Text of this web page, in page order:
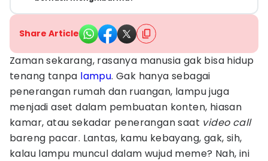
Share Article
Zaman sekarang, rasanya manusia gak bisa hidup
tenang tanpa lampu. Gak hanya sebagai
penerangan rumah dan ruangan, lampu juga
menjadi aset dalam pembuatan konten, hiasan
kamar, atau sekadar penerangan saat video call
bareng pacar. Lantas, kamu kebayang, gak, sih,
kalau lampu muncul dalam wujud meme? Nah, ini